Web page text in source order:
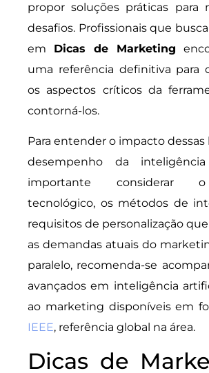
propor soluções práticas para
desafios. Profissionais que
em Dicas de Marketing
uma referência definitiva para
os aspectos críticos da
contorná-los.
Para entender o impacto
desempenho da
importante considerar
tecnológico, os métodos de
requisitos de personalização
as demandas atuais do
paralelo, recomenda-se
avançados em inteligência
ao marketing disponíveis em
IEEE, referência global na área.
Dicas de